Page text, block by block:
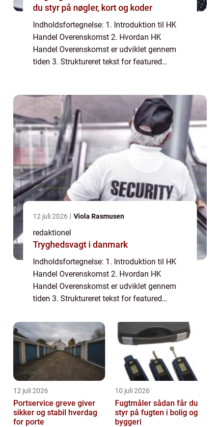
du styr på nøgler, kort og koder
Indholdsfortegnelse: 1. Introduktion til HK
Handel Overenskomst 2. Hvordan HK
Handel Overenskomst er udviklet gennem
tiden 3. Struktureret tekst for featured
HK Han...
12 juli 2026 Viola Rasmusen
redaktionel
Tryghedsvagt i danmark
Indholdsfortegnelse: 1. Introduktion til HK
Handel Overenskomst 2. Hvordan HK
Handel Overenskomst er udviklet gennem
tiden 3. Struktureret tekst for featured
1. Introduktion til HK Handel Overenskomst
HK Han...
12 juli 2026
Portservice greve giver
sikker og stabil hverdag
for porte
10 juli 2026
Fugtmåler sådan får du
styr på fugten i bolig og
byggeri